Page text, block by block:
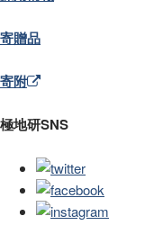
寄贈品
寄附
極地研SNS